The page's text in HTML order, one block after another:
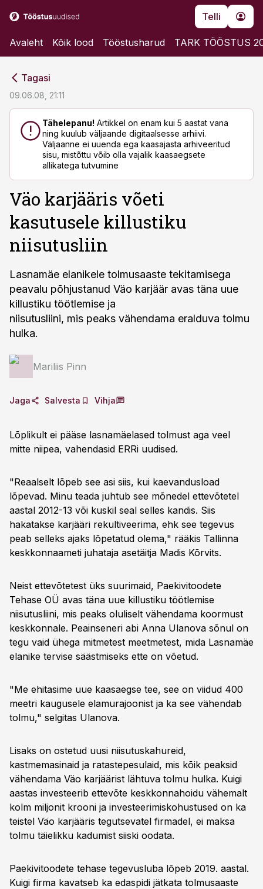
Telli
Avaleht Kõik lood Tööstusharud TARK TÖÖSTUS
Tagasi
09.06.08, 21:11
Tähelepanu! Artikkel on enam kui 5 aastat vana
ning kuulub väljaande digitaalsesse arhiivi.
Väljaanne ei uuenda ega kaasajasta arhiveeritud
sisu, mistõttu võib olla vajalik kaasaegsete
allikatega tutvumine
Väo karjääris võeti
kasutusele killustiku
niisutusliin
Lasnamäe elanikele tolmusaaste tekitamisega
peavalu põhjustanud Väo karjäär avas täna uue
killustiku töötlemise ja
niisutusliini, mis peaks vähendama eralduva tolmu
hulka.
Mariliis Pinn
Jaga Salvesta Vihja
Lõplikult ei pääse lasnamäelased tolmust aga veel
mitte niipea, vahendasid ERRi uudised.
"Reaalselt lõpeb see asi siis, kui kaevandusload
lõpevad. Minu teada juhtub see mõnedel ettevõtetel
aastal 2012-13 või kuskil seal selles kandis. Siis
hakatakse karjääri rekultiveerima, ehk see tegevus
peab selleks ajaks lõpetatud olema," rääkis Tallinna
keskkonnaameti juhataja asetäitja Madis Kõrvits.
Neist ettevõtetest üks suurimaid, Paekivitoodete
Tehase OÜ avas täna uue killustiku töötlemise
niisutusliini, mis peaks oluliselt vähendama koormust
keskkonnale. Peainseneri abi Anna Ulanova sõnul on
tegu vaid ühega mitmetest meetmetest, mida Lasnamäe
elanike tervise säästmiseks ette on võetud.
"Me ehitasime uue kaasaegse tee, see on viidud 400
meetri kaugusele elamurajoonist ja ka see vähendab
tolmu," selgitas Ulanova.
Lisaks on ostetud uusi niisutuskahureid,
kastmemasinaid ja ratastepesulaid, mis kõik peaksid
vähendama Väo karjäärist lähtuva tolmu hulka. Kuigi
aastas investeerib ettevõte keskkonnahoidu vähemalt
kolm miljonit krooni ja investeerimiskohustused on ka
teistel Väo karjääris tegutsevatel firmadel, ei maksa
tolmu täielikku kadumist siiski oodata.
Paekivitoodete tehase tegevusluba lõpeb 2019. aastal.
Kuigi firma kavatseb ka edaspidi jätkata tolmusaaste